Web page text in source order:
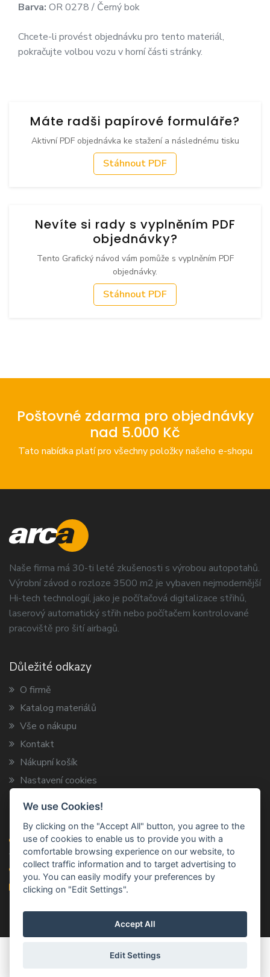
Barva: OR 0278 / Černý bok
Chcete-li provést objednávku pro tento materiál,
pokračujte volbou vozu v horní části stránky.
Máte radši papírové formuláře?
Aktivní PDF objednávka ke stažení a následnému tisku
Stáhnout PDF
Nevíte si rady s vyplněním PDF
objednávky?
Tento Grafický návod vám pomůže s vyplněním PDF
objednávky.
Stáhnout PDF
Poštovné zdarma pro objednávky
nad 5.000 Kč
Tato nabídka platí pro všechny položky našeho e-shopu
Naše firma má 30-ti leté zkušenosti s výrobou autopotahů.
Výrobní závod o rozloze 3500 m2 je vybaven nejmodernější
Hi-tech technologií, jako je počítačová digitalizace střihů,
laserový automatický střih nebo počítačem kontrolované
pracoviště pro šití airbagů.
Důležité odkazy
O firmě
Katalog materiálů
Vše o nákupu
Kontakt
Nákupní košík
Nastavení cookies
Kontaktní informace
ARCA TRADE s.r.o.
Vysokov 199, 547 01 Náchod
+420 491 424 787
info@arca-trade.cz
ARCA TRADE S.R.O.
We use Cookies!
By clicking on the "Accept All" button, you agree to the
use of cookies to enable us to provide you with a
comfortable browsing experience on our website, to
collect traffic information and to target advertising to
you. You can easily modify your preferences by
clicking on "Edit Settings".
Accept All
Edit Settings